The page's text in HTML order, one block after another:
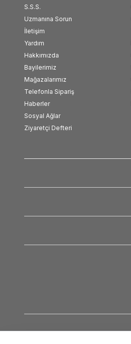
S.S.S.
Uzmanına Sorun
İletişim
Yardım
Hakkımızda
Bayilerimiz
Mağazalarımız
Telefonla Sipariş
Haberler
Sosyal Ağlar
Ziyaretçi Defteri